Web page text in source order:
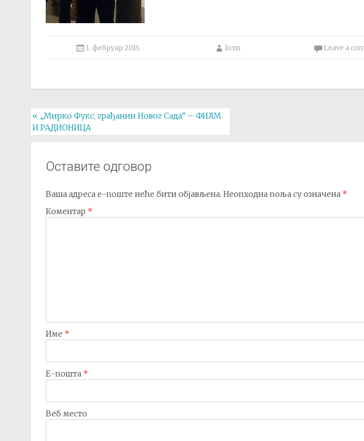
1. фебруар 2015. kcns Leave a
Post
navigation
« „Мирко Фукс, грађанин Новог Сада“ – ФИЛМ
И РАДИОНИЦА
Оставите одговор
Ваша адреса е-поште неће бити објављена. Неопходна поља су означена *
Коментар *
Име *
Е-пошта *
Веб место